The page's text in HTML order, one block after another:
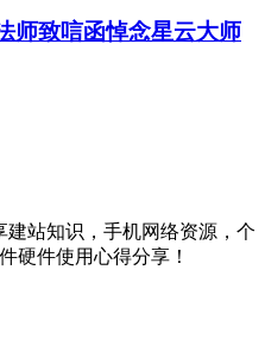
师致唁函悼念星云大师
站知识，手机网络资源，个
硬件使用心得分享！